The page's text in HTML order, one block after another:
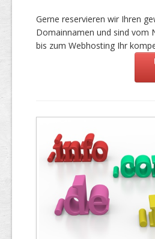
Gerne reservieren wir Ihren
Domainnamen und sind vom
bis zum Webhosting Ihr